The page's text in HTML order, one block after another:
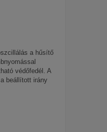
a hűsítő
védőfedél. A
beállított irány